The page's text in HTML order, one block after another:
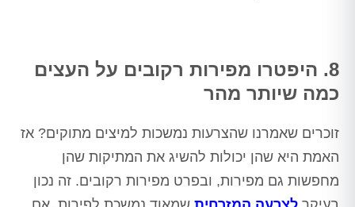
8. היפטרו מפירות רקובים על העצים
כמה שיותר מהר
זוכרים שאמרנו שהצרעות נמשכות למיצים מתוקים? אז
האמת היא שהן יכולות להשיג את המתיקות שהן
מחפשות גם מפירות, ובפרט מפירות רקובים. זה נכון